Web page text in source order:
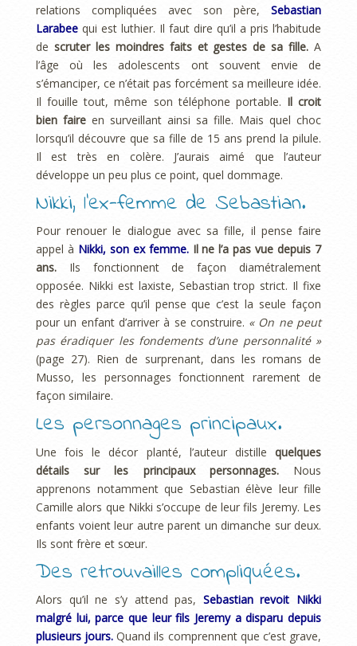
relations compliquées avec son père, Sebastian
Larabee qui est luthier. Il faut dire qu’il a pris l’habitude
de scruter les moindres faits et gestes de sa fille. A
l’âge où les adolescents ont souvent envie de
s’émanciper, ce n’était pas forcément sa meilleure idée.
Il fouille tout, même son téléphone portable. Il croit
bien faire en surveillant ainsi sa fille. Mais quel choc
lorsqu’il découvre que sa fille de 15 ans prend la pilule.
Il est très en colère. J’aurais aimé que l’auteur
développe un peu plus ce point, quel dommage.
Nikki, l’ex-femme de Sebastian.
Pour renouer le dialogue avec sa fille, il pense faire
appel à Nikki, son ex femme.Il ne l’a pas vue depuis 7
ans. Ils fonctionnent de façon diamétralement
opposée. Nikki est laxiste, Sebastian trop strict. Il fixe
des règles parce qu’il pense que c’est la seule façon
pour un enfant d’arriver à se construire. « On ne peut
pas éradiquer les fondements d’une personnalité »
(page 27). Rien de surprenant, dans les romans de
Musso, les personnages fonctionnent rarement de
façon similaire.
Les personnages principaux.
Une fois le décor planté, l’auteur distille quelques
détails sur les principaux personnages. Nous
apprenons notamment que Sebastian élève leur fille
Camille alors que Nikki s’occupe de leur fils Jeremy. Les
enfants voient leur autre parent un dimanche sur deux.
Ils sont frère et sœur.
Des retrouvailles compliquées.
Alors qu’il ne s’y attend pas, Sebastian revoit Nikki
malgré lui, parce que leur fils Jeremy a disparu depuis
plusieurs jours. Quand ils comprennent que c’est grave,